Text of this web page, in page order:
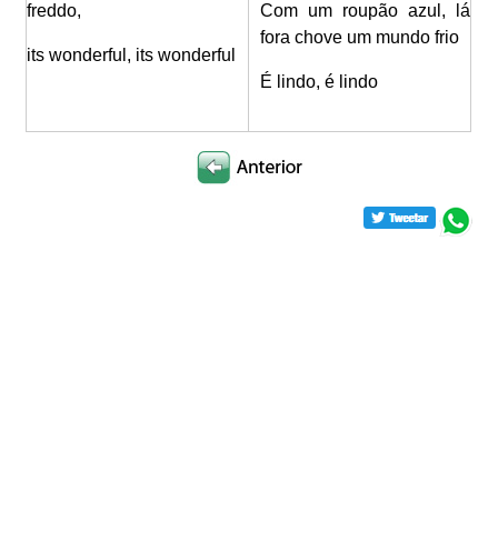
freddo,
its wonderful, its wonderful
Com um roupão azul, lá
fora chove um mundo frio
É lindo, é lindo